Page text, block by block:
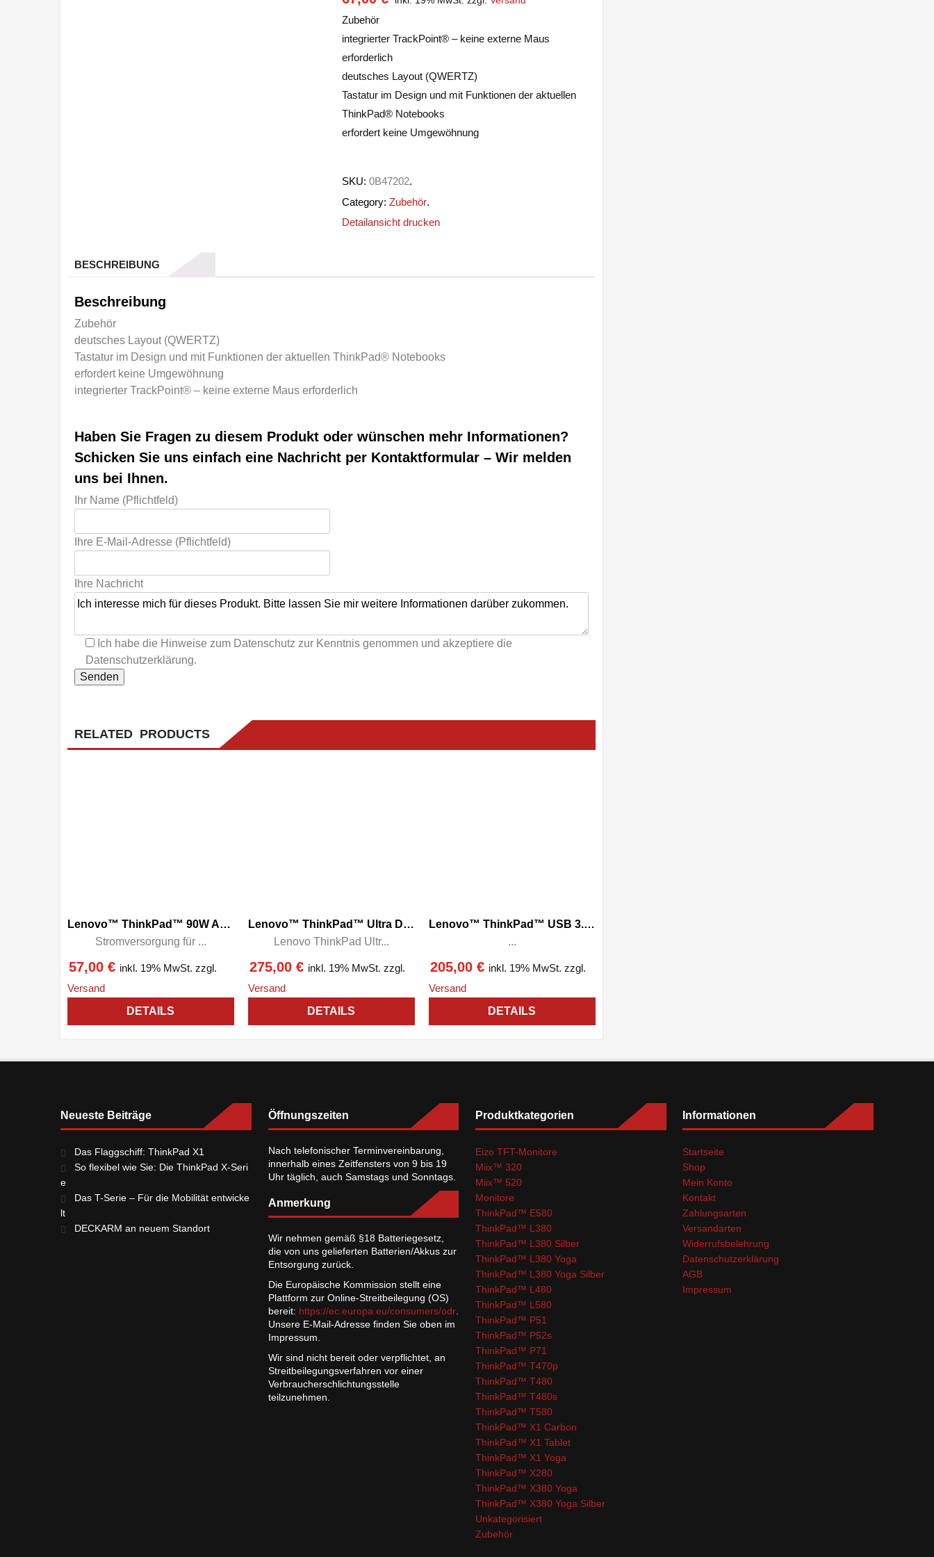
Zubehör
integrierter TrackPoint® – keine externe Maus
erforderlich
deutsches Layout (QWERTZ)
Tastatur im Design und mit Funktionen der aktuellen
ThinkPad® Notebooks
erfordert keine Umgewöhnung
SKU:0B47202.
Category:Zubehör.
Detailansicht drucken
BESCHREIBUNG
Beschreibung
Zubehör
deutsches Layout (QWERTZ)
Tastatur im Design und mit Funktionen der aktuellen ThinkPad® Notebooks
erfordert keine Umgewöhnung
integrierter TrackPoint® – keine externe Maus erforderlich
Haben Sie Fragen zu diesem Produkt oder wünschen mehr Informationen?
Schicken Sie uns einfach eine Nachricht per Kontaktformular – Wir melden
uns bei Ihnen.
Ihr Name (Pflichtfeld)
Ihre E-Mail-Adresse (Pflichtfeld)
Ihre Nachricht
Ich habe die Hinweise zum Datenschutz zur Kenntnis genommen und akzeptiere die
Datenschutzerklärung.
RELATED PRODUCTS
Lenovo™ ThinkPad™ 90W AC Adapter (slim Tip gelb, eckig) | 0B46998
Stromversorgung für ...
57,00 € inkl. 19% MwSt. zzgl.
Versand
DETAILS
Lenovo™ ThinkPad™ Ultra Dock CS18 Side-Dock Tischgerät | 40AJ0135EU
Lenovo ThinkPad Ultr...
275,00 € inkl. 19% MwSt. zzgl.
Versand
DETAILS
Lenovo™ ThinkPad™ USB 3.0 Ultra Dock | 40A80045EU
...
205,00 € inkl. 19% MwSt. zzgl.
Versand
DETAILS
Neueste Beiträge
Das Flaggschiff: ThinkPad X1
So flexibel wie Sie: Die ThinkPad X-Seri
e
Das T-Serie – Für die Mobilität entwicke
lt
DECKARM an neuem Standort
Öffnungszeiten
Nach telefonischer Terminvereinbarung,
innerhalb eines Zeitfensters von 9 bis 19
Uhr täglich, auch Samstags und Sonntags.
Anmerkung
Wir nehmen gemäß §18 Batteriegesetz,
die von uns gelieferten Batterien/Akkus zur
Entsorgung zurück.
Die Europäische Kommission stellt eine
Plattform zur Online-Streitbeilegung (OS)
bereit: https://ec.europa.eu/consumers/odr.
Unsere E-Mail-Adresse finden Sie oben im
Impressum.
Wir sind nicht bereit oder verpflichtet, an
Streitbeilegungsverfahren vor einer
Verbraucherschlichtungsstelle
teilzunehmen.
Produktkategorien
Eizo TFT-Monitore
Miix™ 320
Miix™ 520
Monitore
ThinkPad™ E580
ThinkPad™ L380
ThinkPad™ L380 Silber
ThinkPad™ L380 Yoga
ThinkPad™ L380 Yoga Silber
ThinkPad™ L480
ThinkPad™ L580
ThinkPad™ P51
ThinkPad™ P52s
ThinkPad™ P71
ThinkPad™ T470p
ThinkPad™ T480
ThinkPad™ T480s
ThinkPad™ T580
ThinkPad™ X1 Carbon
ThinkPad™ X1 Tablet
ThinkPad™ X1 Yoga
ThinkPad™ X280
ThinkPad™ X380 Yoga
ThinkPad™ X380 Yoga Silber
Unkategorisiert
Zubehör
Informationen
Startseite
Shop
Mein Konto
Kontakt
Zahlungsarten
Versandarten
Widerrufsbelehrung
Datenschutzerklärung
AGB
Impressum